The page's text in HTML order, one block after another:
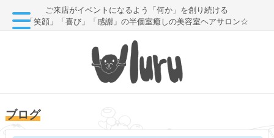
ご来店がイベントになるよう「何か」を創り続ける
「笑顔」「喜び」「感謝」の半個室癒しの美容室ヘアサロン☆
ブログ